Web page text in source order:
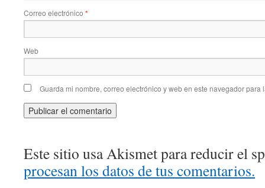
Correo electrónico *
Web
Guarda mi nombre, correo electrónico y web en este navegador para
Este sitio usa Akismet para reducir el
procesan los datos de tus comentarios.